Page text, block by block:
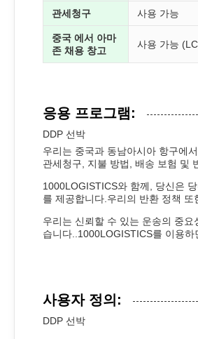
관세청구 사용 가능
중국 에서 아마
존 채용 창고
사용 가능
응용 프로그램:
DDP 선박
우리는 중국과 동남아시아 항구에
관세청구, 지불 방법, 배송 보험 및
1000LOGISTICS와 함께, 당신은
를 제공합니다.우리의 반환 정책
우리는 신뢰할 수 있는 운송의 중
습니다..1000LOGISTICS를 이용
사용자 정의:
DDP 선박